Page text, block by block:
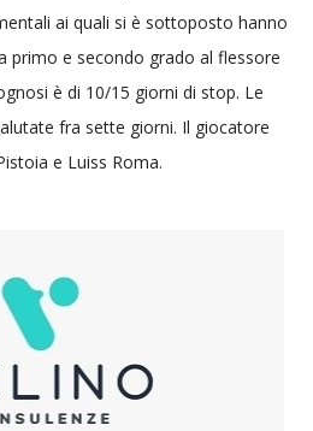
ai quali si è sottoposto hanno
primo e secondo grado al flessore
è di 10/15 giorni di stop. Le
fra sette giorni. Il giocatore
e Luiss Roma.